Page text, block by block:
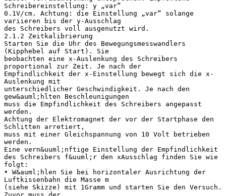
Schreibereinstellung: y „var“
0.1V/cm. Achtung: die Einstellung „var“ solange
variieren bis der y-Ausschlag
des Schreibers voll ausgenutzt wird.
2.1.2 Zeitkalibrierung
Starten Sie die Uhr des Bewegungsmesswandlers
(Kipphebel auf Start). Sie
beobachten eine x-Auslenkung des Schreibers
proportional zur Zeit. Je nach der
Empfindlichkeit der x-Einstellung bewegt sich die x-
Auslenkung mit
unterschiedlicher Geschwindigkeit. Je nach den
gew&auml;hlten Beschleunigungen
muss die Empfindlichkeit des Schreibers angepasst
werden.
Achtung der Elektromagnet der vor der Startphase den
Schlitten arretiert,
muss mit einer Gleichspannung von 10 Volt betrieben
werden.
Eine vern&uuml;nftige Einstellung der Empfindlichkeit
des Schreibers f&uuml;r den xAusschlag finden Sie wie
folgt:
• W&auml;hlen Sie bei horizontaler Ausrichtung der
Luftkissenbahn die Masse m
(siehe Skizze) mit 1Gramm und starten Sie den Versuch.